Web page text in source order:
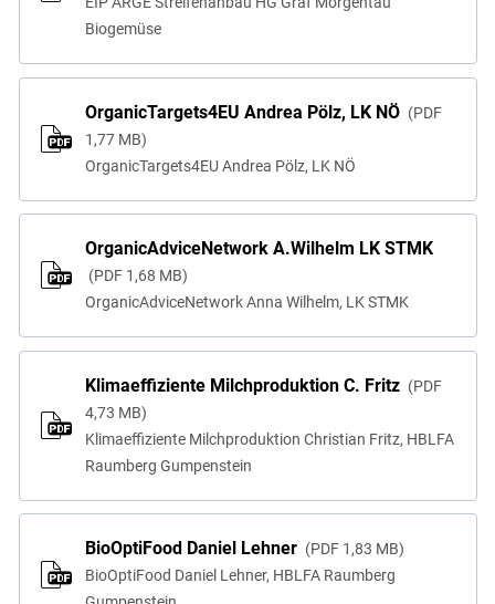
Biogemüse
OrganicTargets4EU Andrea Pölz, LK NÖ
PDF
1,77 MB
OrganicTargets4EU Andrea Pölz, LK NÖ
OrganicAdviceNetwork A.Wilhelm LK STMK
PDF 1,68 MB
OrganicAdviceNetwork Anna Wilhelm, LK STMK
Klimaeffiziente Milchproduktion C. Fritz
PDF
4,73 MB
Klimaeffiziente Milchproduktion Christian Fritz, HBLFA
Raumberg Gumpenstein
BioOptiFood Daniel Lehner PDF 1,83 MB
BioOptiFood Daniel Lehner, HBLFA Raumberg